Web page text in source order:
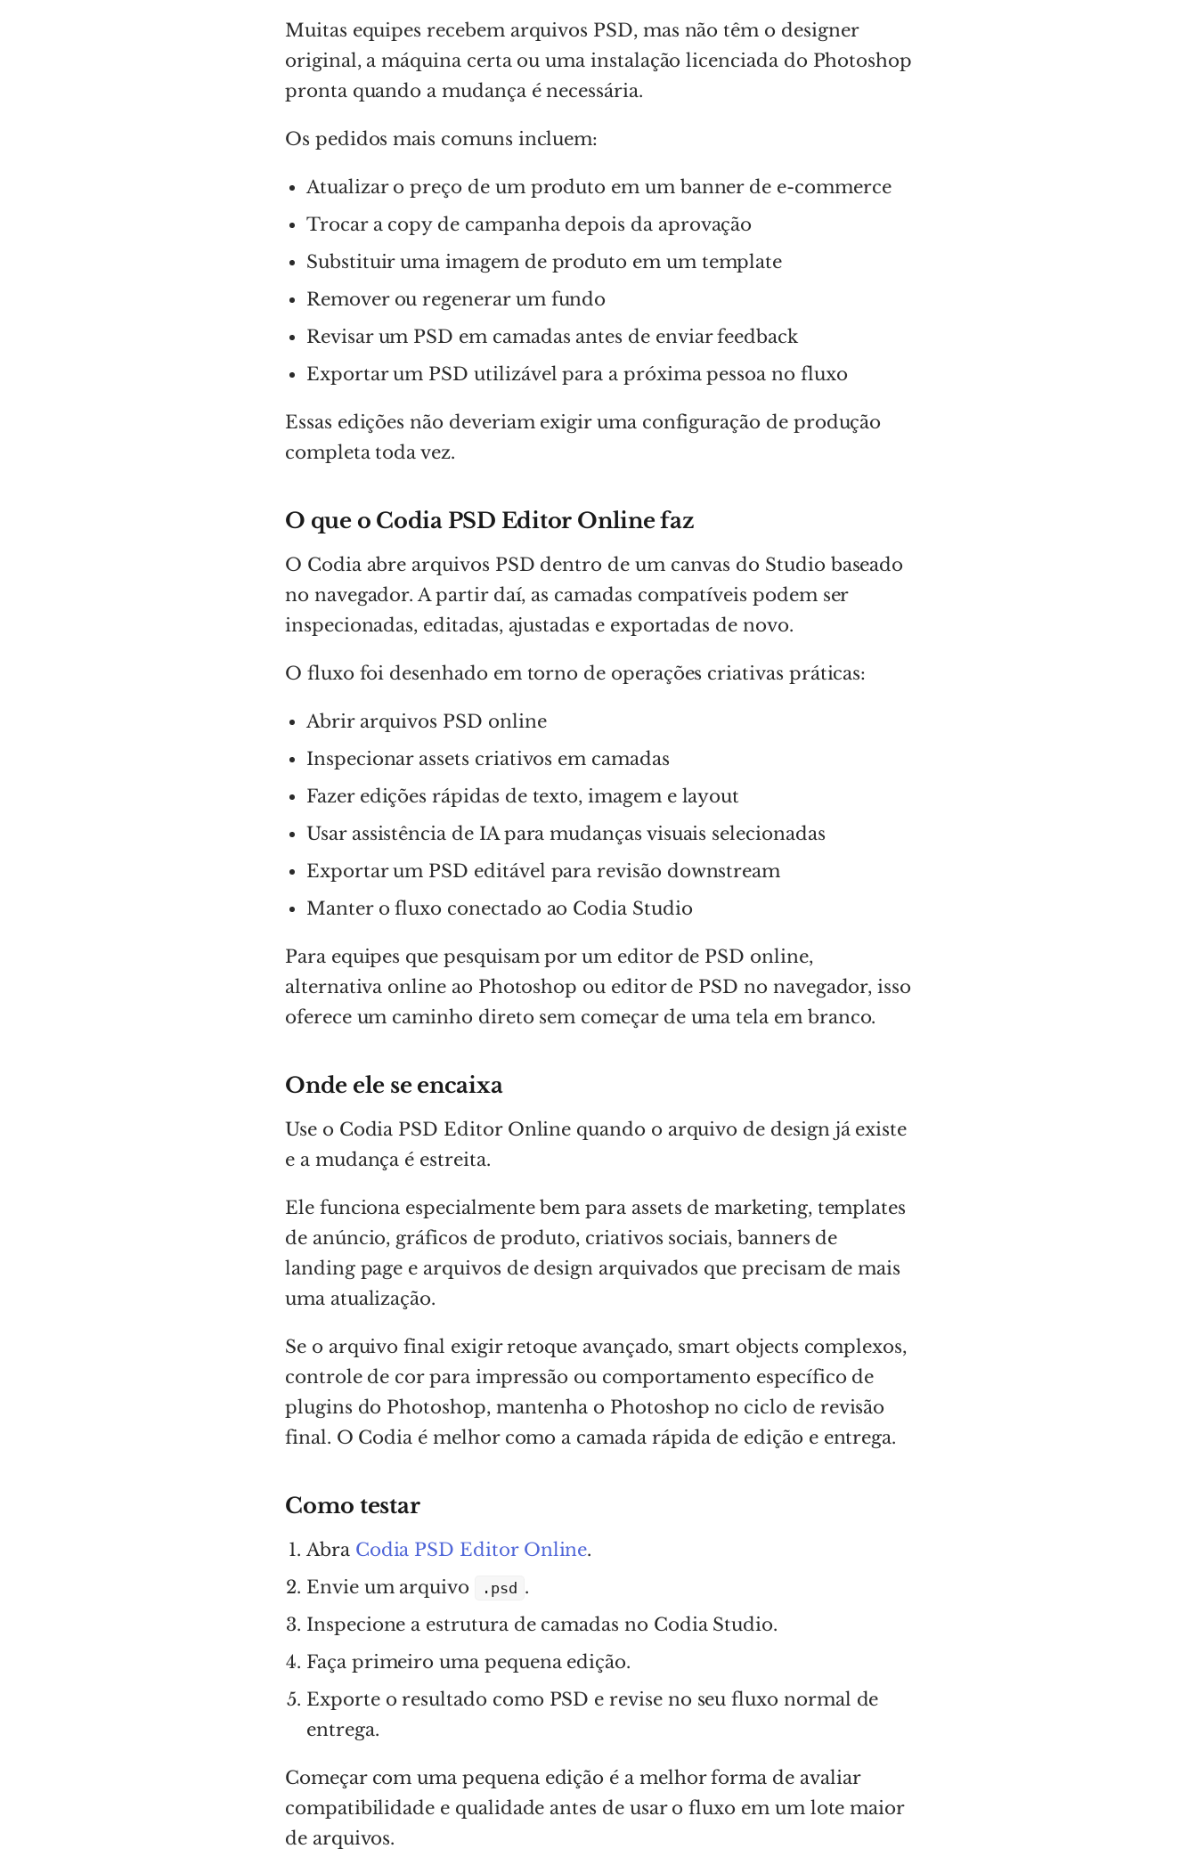
Muitas equipes recebem arquivos PSD, mas não têm o designer
original, a máquina certa ou uma instalação licenciada do Photoshop
pronta quando a mudança é necessária.
Os pedidos mais comuns incluem:
Atualizar o preço de um produto em um banner de e-commerce
Trocar a copy de campanha depois da aprovação
Substituir uma imagem de produto em um template
Remover ou regenerar um fundo
Revisar um PSD em camadas antes de enviar feedback
Exportar um PSD utilizável para a próxima pessoa no fluxo
Essas edições não deveriam exigir uma configuração de produção
completa toda vez.
O que o Codia PSD Editor Online faz
O Codia abre arquivos PSD dentro de um canvas do Studio baseado
no navegador. A partir daí, as camadas compatíveis podem ser
inspecionadas, editadas, ajustadas e exportadas de novo.
O fluxo foi desenhado em torno de operações criativas práticas:
Abrir arquivos PSD online
Inspecionar assets criativos em camadas
Fazer edições rápidas de texto, imagem e layout
Usar assistência de IA para mudanças visuais selecionadas
Exportar um PSD editável para revisão downstream
Manter o fluxo conectado ao Codia Studio
Para equipes que pesquisam por um editor de PSD online,
alternativa online ao Photoshop ou editor de PSD no navegador, isso
oferece um caminho direto sem começar de uma tela em branco.
Onde ele se encaixa
Use o Codia PSD Editor Online quando o arquivo de design já existe
e a mudança é estreita.
Ele funciona especialmente bem para assets de marketing, templates
de anúncio, gráficos de produto, criativos sociais, banners de
landing page e arquivos de design arquivados que precisam de mais
uma atualização.
Se o arquivo final exigir retoque avançado, smart objects complexos,
controle de cor para impressão ou comportamento específico de
plugins do Photoshop, mantenha o Photoshop no ciclo de revisão
final. O Codia é melhor como a camada rápida de edição e entrega.
Como testar
Abra Codia PSD Editor Online.
Envie um arquivo
.psd .
Inspecione a estrutura de camadas no Codia Studio.
Faça primeiro uma pequena edição.
Exporte o resultado como PSD e revise no seu fluxo normal de
entrega.
Começar com uma pequena edição é a melhor forma de avaliar
compatibilidade e qualidade antes de usar o fluxo em um lote maior
de arquivos.